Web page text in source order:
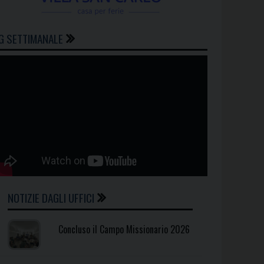
SETTIMANALE
NOTIZIE DAGLI UFFICI
Concluso il Campo Missionario 2026